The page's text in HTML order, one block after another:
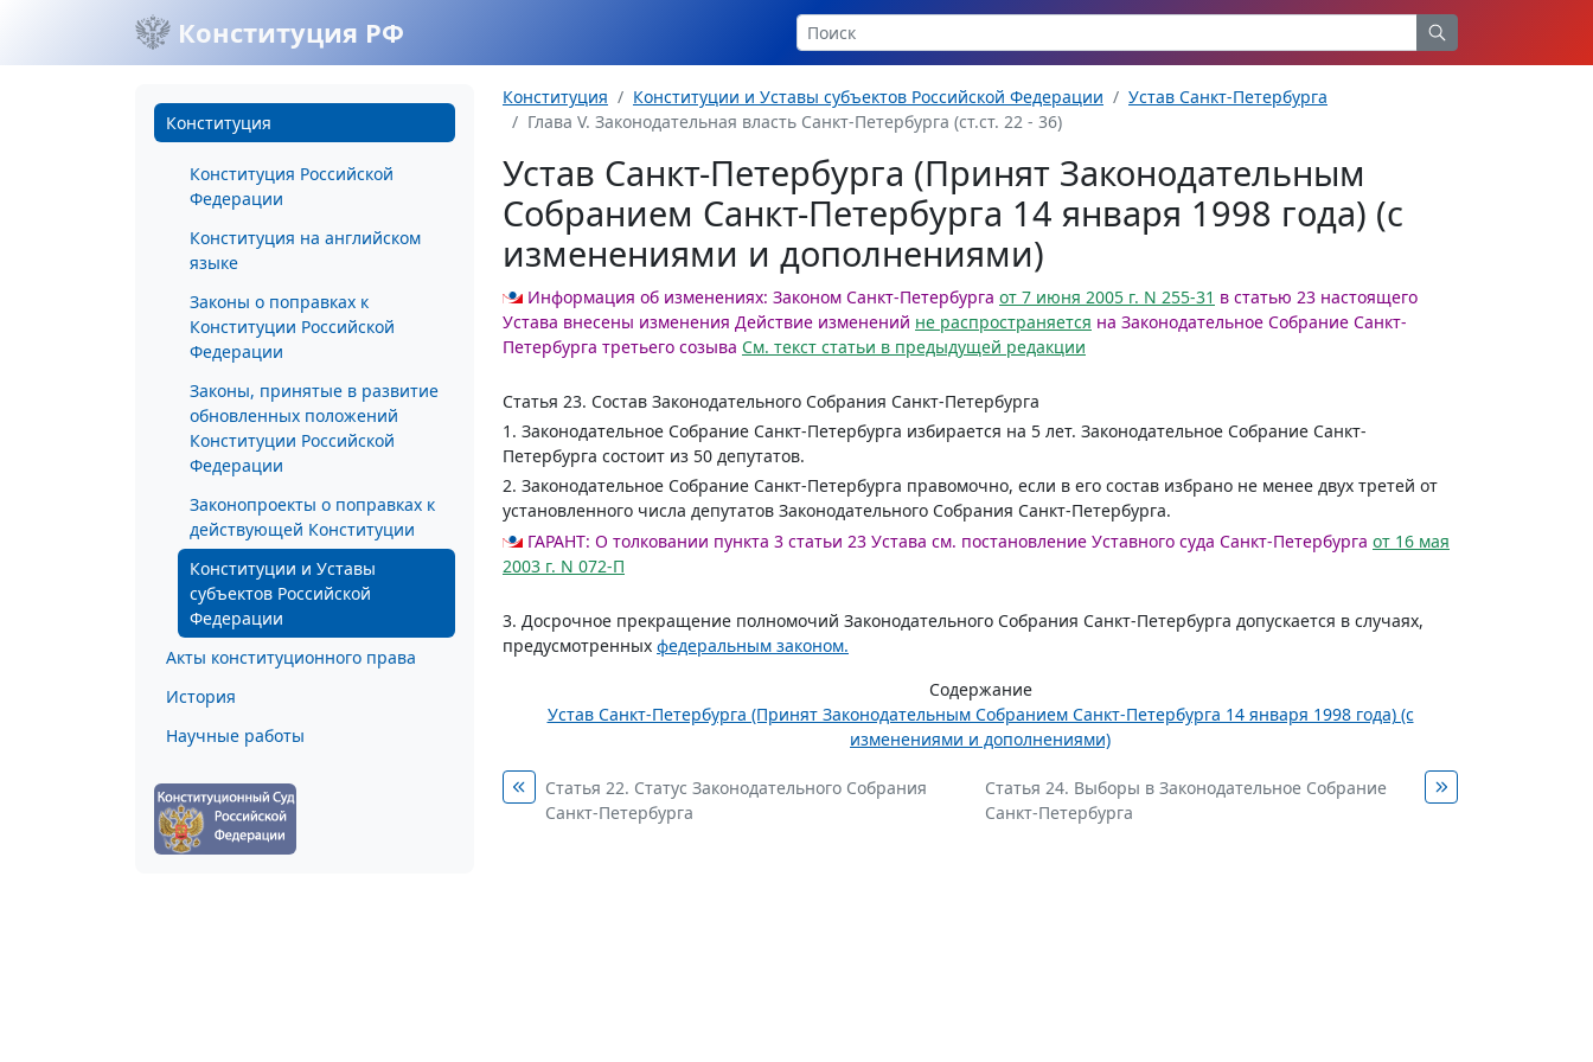
Конституция РФ
Конституция
Конституция Российской
Федерации
Конституция на английском
языке
Законы о поправках к
Конституции Российской
Федерации
Законы, принятые в развитие
обновленных положений
Конституции Российской
Федерации
Законопроекты о поправках к
действующей Конституции
Конституции и Уставы
субъектов Российской
Федерации
Акты конституционного права
История
Научные работы
Конституция Конституции и Уставы субъектов Российской Федерации
Устав Санкт-Петербурга
Глава V. Законодательная власть Санкт-Петербурга (ст.ст. 22 - 36)
Устав Санкт-Петербурга (Принят Законодательным
Собранием Санкт-Петербурга 14 января 1998 года) (с
изменениями и дополнениями)
Информация об изменениях: Законом Санкт-Петербурга от 7 июня 2005 г. N 255-31 в статью 23 настоящего
Устава внесены изменения Действие изменений не распространяется на Законодательное Собрание Санкт-
Петербурга третьего созыва См. текст статьи в предыдущей редакции
Статья 23. Состав Законодательного Собрания Санкт-Петербурга
1. Законодательное Собрание Санкт-Петербурга избирается на 5 лет. Законодательное Собрание Санкт-
Петербурга состоит из 50 депутатов.
2. Законодательное Собрание Санкт-Петербурга правомочно, если в его состав избрано не менее двух третей от
установленного числа депутатов Законодательного Собрания Санкт-Петербурга.
ГАРАНТ: О толковании пункта 3 статьи 23 Устава см. постановление Уставного суда Санкт-Петербурга от 16 мая
2003 г. N 072-П
3. Досрочное прекращение полномочий Законодательного Собрания Санкт-Петербурга допускается в случаях,
предусмотренных федеральным законом.
Содержание
Устав Санкт-Петербурга (Принят Законодательным Собранием Санкт-Петербурга 14 января 1998 года) (с
изменениями и дополнениями)
Статья 22. Статус Законодательного Собрания
Санкт-Петербурга
Статья 24. Выборы в Законодательное Собрание
Санкт-Петербурга